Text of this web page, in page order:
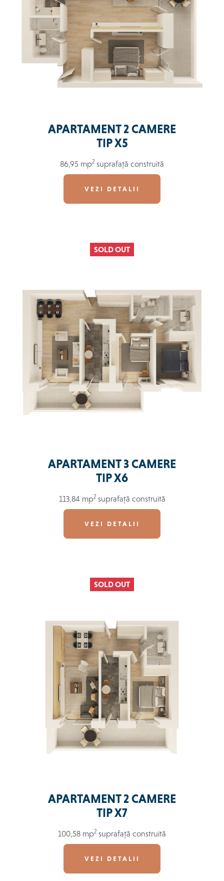
APARTAMENT 2 CAMERE
TIP X5
86,95 mp2 suprafață construită
VEZI DETALII
SOLD OUT
APARTAMENT 3 CAMERE
TIP X6
113,84 mp2 suprafață construită
VEZI DETALII
SOLD OUT
APARTAMENT 2 CAMERE
TIP X7
100,58 mp2 suprafață construită
VEZI DETALII